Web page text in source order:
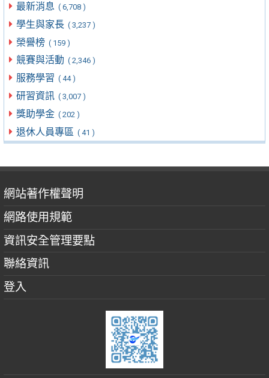
最新消息 ( 6,708 )
學生與家長 ( 3,237 )
榮譽榜 ( 159 )
競賽與活動 ( 2,346 )
服務學習 ( 44 )
研習資訊 ( 3,007 )
獎助學金 ( 202 )
退休人員專區 ( 41 )
網站著作權聲明
網路使用規範
資訊安全管理要點
聯絡資訊
登入